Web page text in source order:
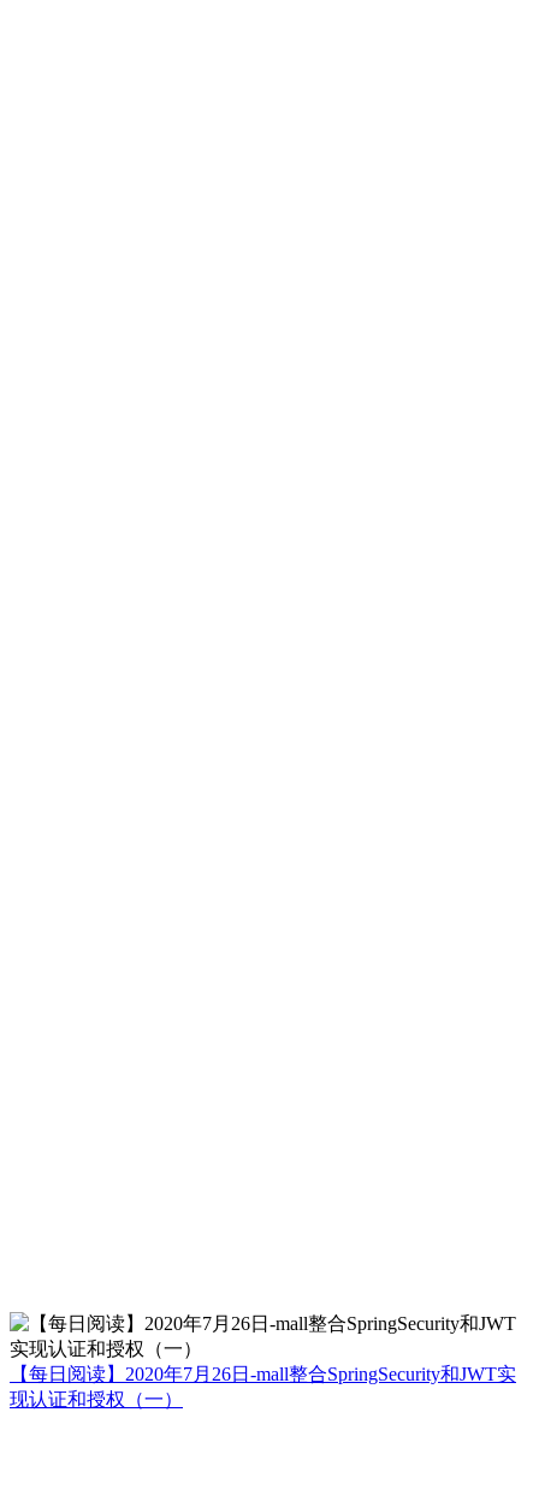
【每日阅读】2020年7月26日-mall整合SpringSecurity和JWT实
现认证和授权（一）